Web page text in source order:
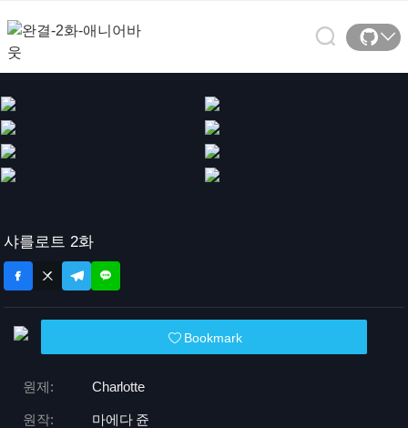
샤를로트 2화
Bookmark
원제: Charlotte
원작: 마에다 쥰